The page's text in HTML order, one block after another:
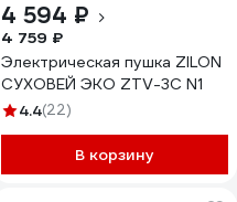
4 594 ₽
4 759 ₽
Электрическая пушка ZILON
СУХОВЕЙ ЭКО ZTV-3С N1
4.4(22)
В корзину